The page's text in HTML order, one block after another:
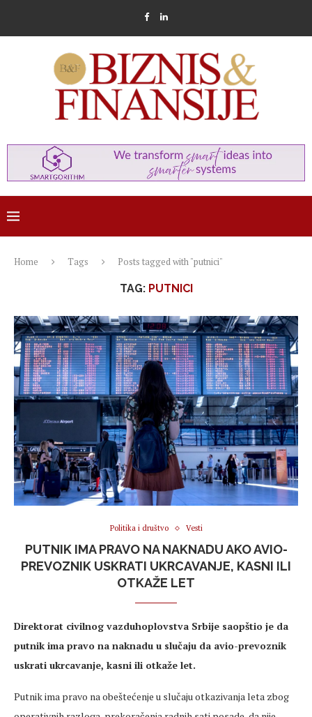
Home Tags Posts tagged with "putnici"
TAG: PUTNICI
Politika i društvo Vesti
PUTNIK IMA PRAVO NA NAKNADU AKO AVIO-
PREVOZNIK USKRATI UKRCAVANJE, KASNI ILI
OTKAŽE LET
Direktorat civilnog vazduhoplovstva Srbije saopštio je da
putnik ima pravo na naknadu u slučaju da avio-prevoznik
uskrati ukrcavanje, kasni ili otkaže let.
Putnik ima pravo na obeštećenje u slučaju otkazivanja leta zbog